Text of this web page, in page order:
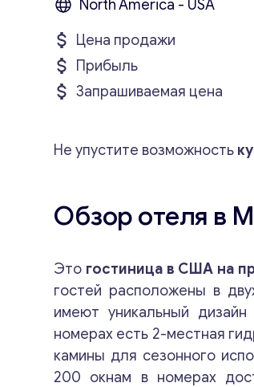
North America - USA
Цена продажи
Прибыль
Запрашиваемая цена
Не упустите возможность
Обзор отеля в
Это гостиница в США на
гостей расположены в
имеют уникальный
номерах есть 2-местная
камины для сезонного
200 окнам в номерах